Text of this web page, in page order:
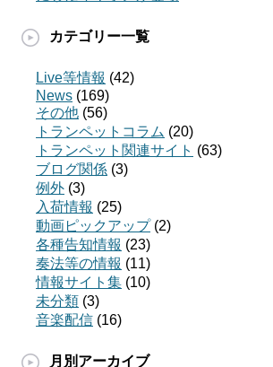
カテゴリー一覧
Live等情報 (42)
News (169)
その他 (56)
トランペットコラム (20)
トランペット関連サイト (63)
ブログ関係 (3)
例外 (3)
入荷情報 (25)
動画ピックアップ(2)
各種告知情報 (23)
奏法等の情報 (11)
情報サイト集 (10)
未分類 (3)
音楽配信 (16)
月別アーカイブ